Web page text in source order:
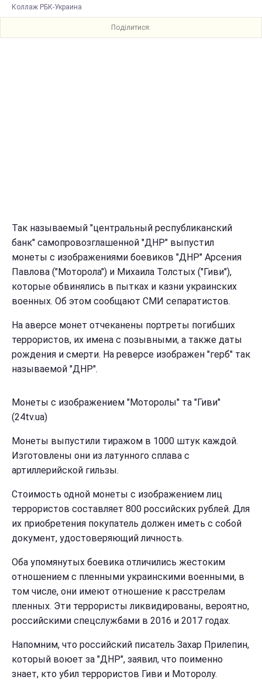
Коллаж РБК-Украина
Поділитися:
Так называемый "центральный республиканский
банк" самопровозглашенной "ДНР" выпустил
монеты с изображениями боевиков "ДНР" Арсения
Павлова ("Моторола") и Михаила Толстых ("Гиви"),
которые обвинялись в пытках и казни украинских
военных. Об этом сообщают СМИ сепаратистов.
На аверсе монет отчеканены портреты погибших
террористов, их имена с позывными, а также даты
рождения и смерти. На реверсе изображен "герб" так
называемой "ДНР".
Монеты с изображением "Моторолы" та "Гиви"
(24tv.ua)
Монеты выпустили тиражом в 1000 штук каждой.
Изготовлены они из латунного сплава с
артиллерийской гильзы.
Стоимость одной монеты с изображением лиц
террористов составляет 800 российских рублей. Для
их приобретения покупатель должен иметь с собой
документ, удостоверяющий личность.
Оба упомянутых боевика отличились жестоким
отношением с пленными украинскими военными, в
том числе, они имеют отношение к расстрелам
пленных. Эти террористы ликвидированы, вероятно,
российскими спецслужбами в 2016 и 2017 годах.
Напомним, что российский писатель Захар Прилепин,
который воюет за "ДНР", заявил, что поименно
знает, кто убил террористов Гиви и Моторолу.